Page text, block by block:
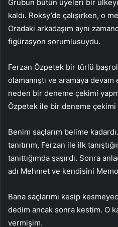
Grubun bütün üyeleri bir
kaldı. Roksy’de çalışırken, o
Oradaki arkadaşım aynı
figürasyon sorumlusuydu.
Ferzan Özpetek bir türlü
olamamıştı ve aramaya
neden bir deneme çekimi
Özpetek ile bir deneme çekimi
Benim saçlarım belime
tanıtırım, Ferzan ile ilk
tanıttığımda şaşırdı. Sonra
adı Mehmet ve kendisini
Bana saçlarımı kesip
dedim ancak sonra kestim. O
vermişim.